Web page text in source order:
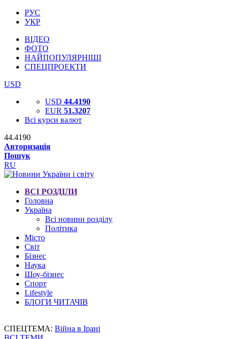
РУС
УКР
ВІДЕО
ФОТО
НАЙПОПУЛЯРНІШІ
СПЕЦПРОЕКТИ
USD
USD 44.4190
EUR 51.3207
Всі курси валют
44.4190
Авторизація
Пошук
RU
ВСІ РОЗДІЛИ
Головна
Україна
Всі новини розділу
Політика
Місто
Світ
Бізнес
Наука
Шоу-бізнес
Спорт
Lifestyle
БЛОГИ ЧИТАЧІВ
СПЕЦТЕМА: Війна в Ірані